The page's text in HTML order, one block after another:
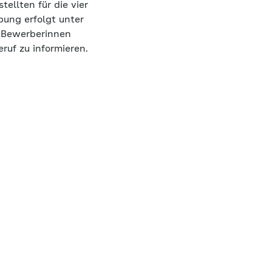
für die vier
erfolgt unter
zu informieren.